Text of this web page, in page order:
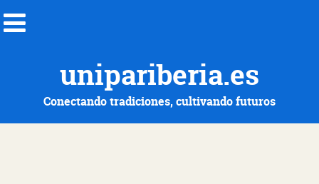
unipariberia.es
Conectando tradiciones, cultivando futuros